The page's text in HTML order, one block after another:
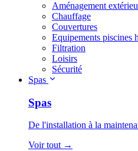
Aménagement
Chauffage
Couvertures
Equipements piscines
Filtration
Loisirs
Sécurité
Spas
Spas
De l'installation à la
Voir tout →